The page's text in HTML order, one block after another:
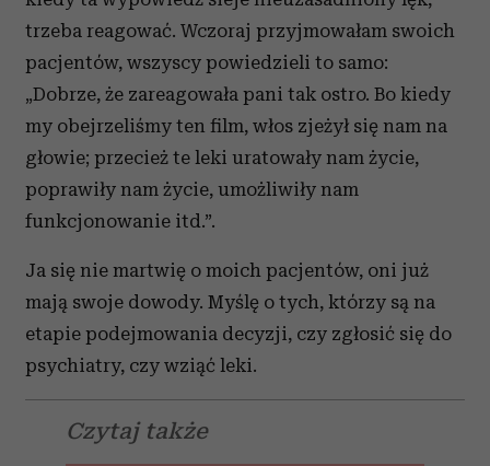
trzeba reagować. Wczoraj przyjmowałam swoich
pacjentów, wszyscy powiedzieli to samo:
„Dobrze, że zareagowała pani tak ostro. Bo kiedy
my obejrzeliśmy ten film, włos zjeżył się nam na
głowie; przecież te leki uratowały nam życie,
poprawiły nam życie, umożliwiły nam
funkcjonowanie itd.”.
Ja się nie martwię o moich pacjentów, oni już
mają swoje dowody. Myślę o tych, którzy są na
etapie podejmowania decyzji, czy zgłosić się do
psychiatry, czy wziąć leki.
Czytaj także